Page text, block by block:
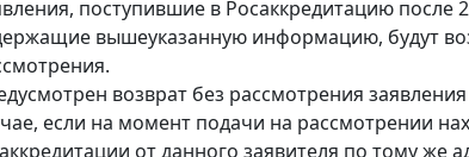
поступившие в Росаккредитацию после
вышеуказанную информацию, будут
возврат без рассмотрения
если на момент подачи на рассмотрении
от данного заявителя по тому же